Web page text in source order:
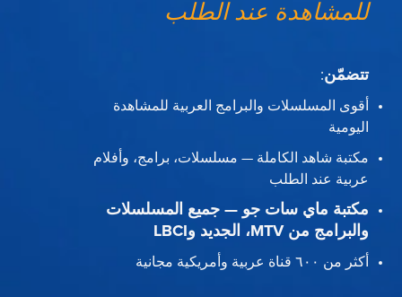
للمشاهدة عند الطلب
تتضمّن:
أقوى المسلسلات والبرامج العربية للمشاهدة
اليومية
مكتبة شاهد الكاملة — مسلسلات، برامج، وأفلام
عربية عند الطلب
مكتبة ماي سات جو — جميع المسلسلات
والبرامج من MTV، الجديد وLBCI
أكثر من ٦٠٠ قناة عربية وأمريكية مجانية